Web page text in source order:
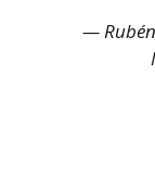
— Rubén